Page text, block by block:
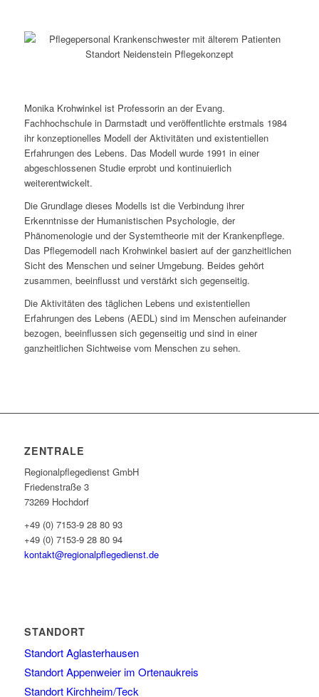
Monika Krohwinkel ist Professorin an der Evang.
Fachhochschule in Darmstadt und veröffentlichte erstmals 1984
ihr konzeptionelles Modell der Aktivitäten und existentiellen
Erfahrungen des Lebens. Das Modell wurde 1991 in einer
abgeschlossenen Studie erprobt und kontinuierlich
weiterentwickelt.
Die Grundlage dieses Modells ist die Verbindung ihrer
Erkenntnisse der Humanistischen Psychologie, der
Phänomenologie und der Systemtheorie mit der Krankenpflege.
Das Pflegemodell nach Krohwinkel basiert auf der ganzheitlichen
Sicht des Menschen und seiner Umgebung. Beides gehört
zusammen, beeinflusst und verstärkt sich gegenseitig.
Die Aktivitäten des täglichen Lebens und existentiellen
Erfahrungen des Lebens (AEDL) sind im Menschen aufeinander
bezogen, beeinflussen sich gegenseitig und sind in einer
ganzheitlichen Sichtweise vom Menschen zu sehen.
ZENTRALE
Regionalpflegedienst GmbH
Friedenstraße 3
73269 Hochdorf
+49 (0) 7153-9 28 80 93
+49 (0) 7153-9 28 80 94
kontakt@regionalpflegedienst.de
STANDORT
Standort Aglasterhausen
Standort Appenweier im Ortenaukreis
Standort Kirchheim/Teck